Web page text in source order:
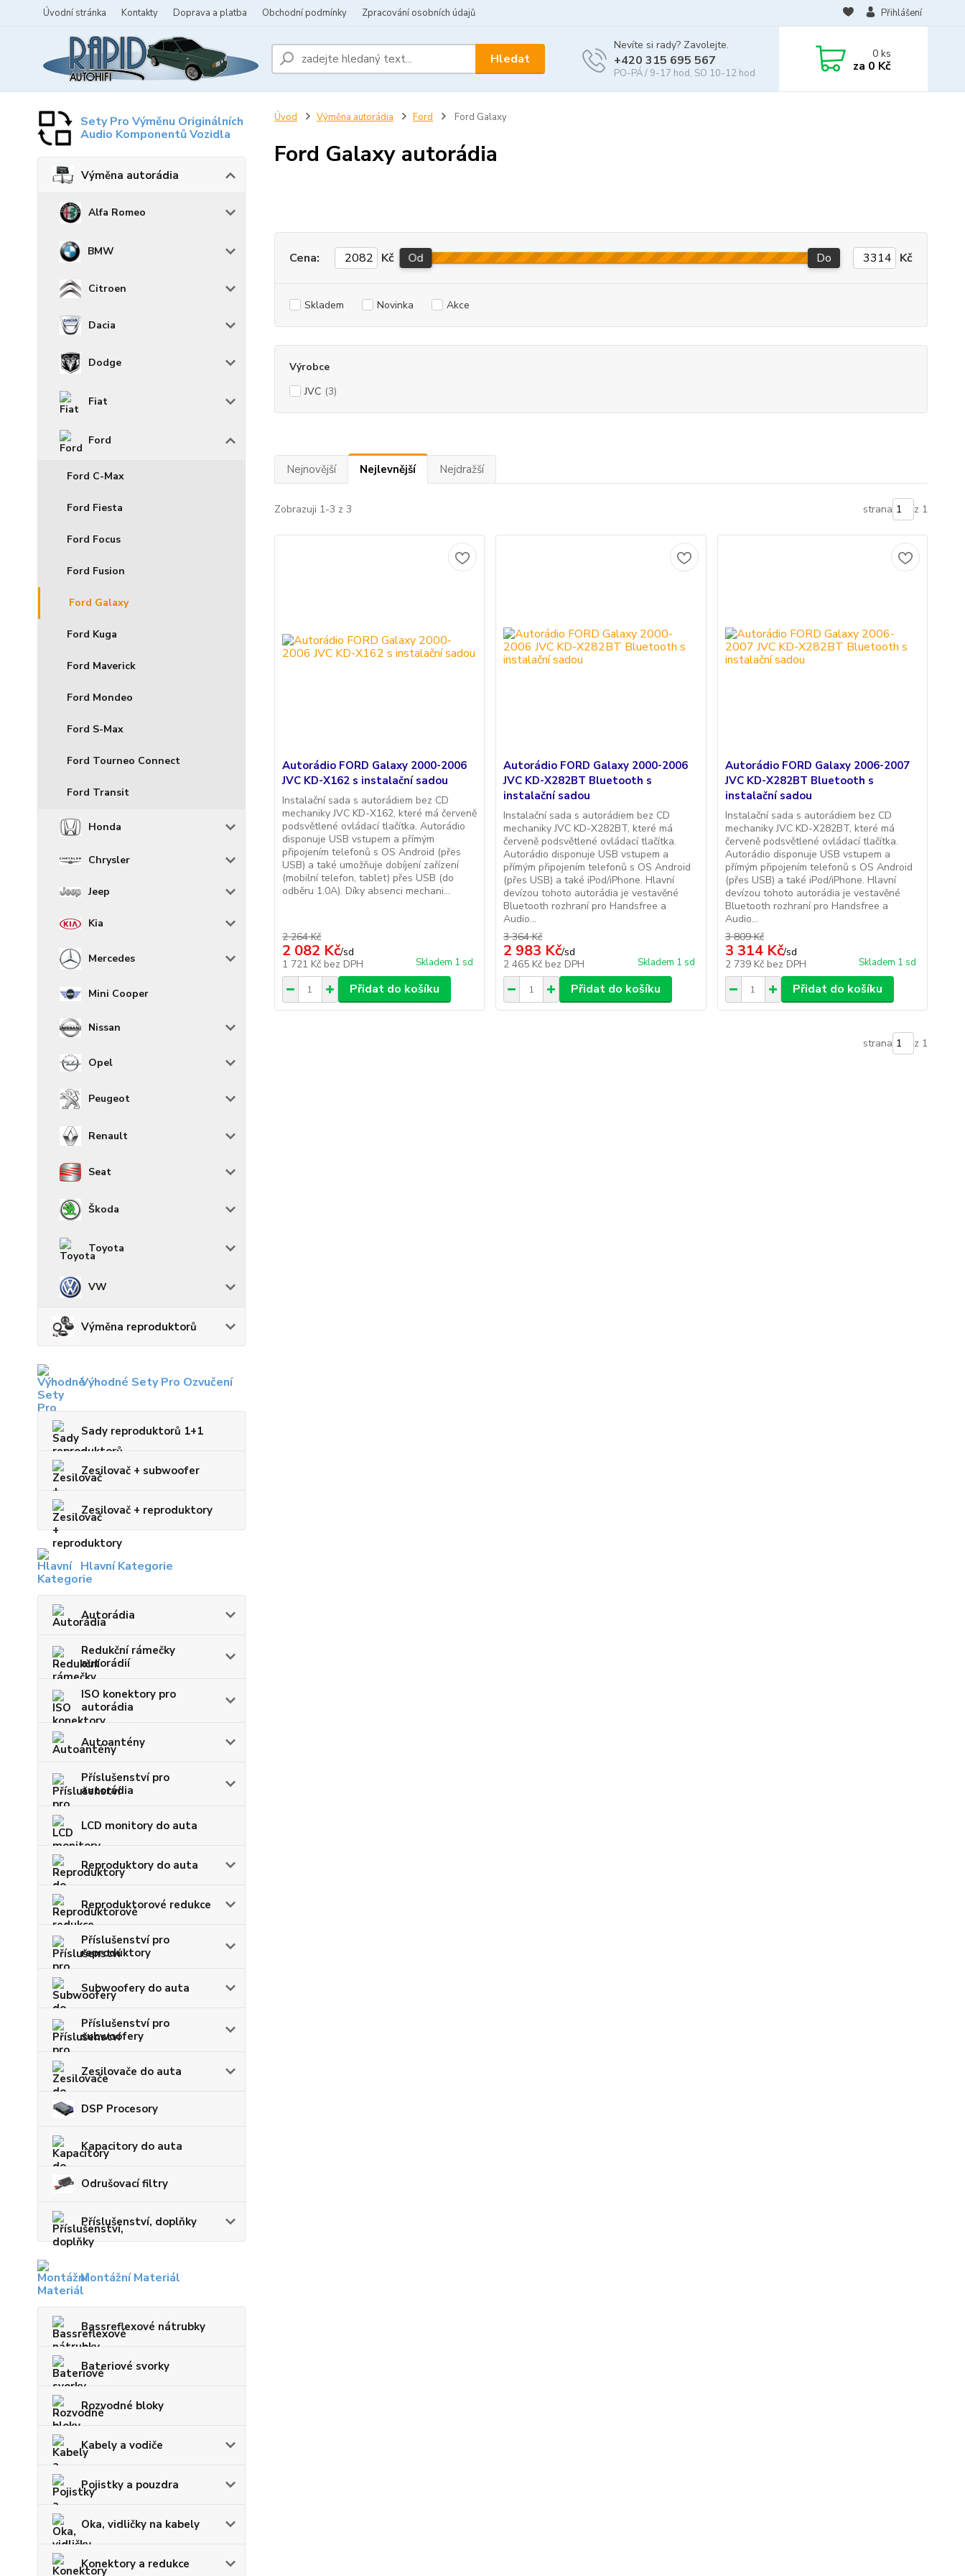
Úvodní stránka Kontakty Doprava a platba Obchodní podmínky Zpracování osobních údajů Přihlášení
Hledat
Nevíte si rady? Zavolejte.
+420 315 695 567
PO-PÁ / 9-17 hod, SO 10-12 hod
0ks
za 0 Kč
Sety Pro Výměnu Originálních
Audio Komponentů Vozidla
Výměna autorádia
Alfa Romeo
BMW
Citroen
Dacia
Dodge
Fiat
Ford
Ford C-Max
Ford Fiesta
Ford Focus
Ford Fusion
Ford Galaxy
Ford Kuga
Ford Maverick
Ford Mondeo
Ford S-Max
Ford Tourneo Connect
Ford Transit
Honda
Chrysler
Jeep
Kia
Mercedes
Mini Cooper
Nissan
Opel
Peugeot
Renault
Seat
Škoda
Toyota
VW
Výměna reproduktorů
Výhodné Sety Pro Ozvučení
Sady reproduktorů 1+1
Zesilovač + subwoofer
Zesilovač + reproduktory
Hlavní Kategorie
Autorádia
Redukční rámečky
autorádií
ISO konektory pro
autorádia
Autoantény
Příslušenství pro
autorádia
LCD monitory do auta
Reproduktory do auta
Reproduktorové redukce
Příslušenství pro
reproduktory
Subwoofery do auta
Příslušenství pro
subwoofery
Zesilovače do auta
DSP Procesory
Kapacitory do auta
Odrušovací filtry
Příslušenství, doplňky
Montážní Materiál
Bassreflexové nátrubky
Bateriové svorky
Rozvodné bloky
Kabely a vodiče
Pojistky a pouzdra
Oka, vidličky na kabely
Konektory a redukce
Úvod Výměna autorádia Ford Ford Galaxy
Ford Galaxy autorádia
Cena: Kč Od Do Kč
Skladem Novinka Akce
Výrobce
JVC (3)
Nejnovější Nejlevnější Nejdražší
Zobrazuji 1-3 z 3 strana z 1
Autorádio FORD Galaxy 2000-2006
JVC KD-X162 s instalační sadou
Instalační sada s autorádiem bez CD
mechaniky JVC KD-X162, které má červeně
podsvětlené ovládací tlačítka. Autorádio
disponuje USB vstupem a přímým
připojením telefonů s OS Android (přes
USB) a také umožňuje dobíjení zařízení
(mobilní telefon, tablet) přes USB (do
odběru 1.0A). Díky absenci mechani...
2 264 Kč
2 082 Kč/sd
1 721 Kč bez DPH Skladem 1 sd
Přidat do košíku
Autorádio FORD Galaxy 2000-2006
JVC KD-X282BT Bluetooth s
instalační sadou
Instalační sada s autorádiem bez CD
mechaniky JVC KD-X282BT, které má
červeně podsvětlené ovládací tlačítka.
Autorádio disponuje USB vstupem a
přímým připojením telefonů s OS Android
(přes USB) a také iPod/iPhone. Hlavní
devízou tohoto autorádia je vestavěné
Bluetooth rozhraní pro Handsfree a
Audio...
3 364 Kč
2 983 Kč/sd
2 465 Kč bez DPH Skladem 1 sd
Přidat do košíku
Autorádio FORD Galaxy 2006-2007
JVC KD-X282BT Bluetooth s
instalační sadou
Instalační sada s autorádiem bez CD
mechaniky JVC KD-X282BT, které má
červeně podsvětlené ovládací tlačítka.
Autorádio disponuje USB vstupem a
přímým připojením telefonů s OS Android
(přes USB) a také iPod/iPhone. Hlavní
devízou tohoto autorádia je vestavěné
Bluetooth rozhraní pro Handsfree a
Audio...
3 809 Kč
3 314 Kč/sd
2 739 Kč bez DPH Skladem 1 sd
Přidat do košíku
strana z 1